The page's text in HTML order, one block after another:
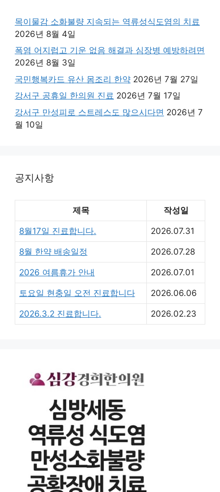
목이물감 소화불량 지속되는 역류성식도염의 치료
2026년 8월 4일
폭염 어지럽고 기운 없음 해결과 심장병 예방하려면
2026년 8월 3일
국민행복카드 유산 몸조리 한약 2026년 7월 27일
강서구 공휴일 한의원 진료 2026년 7월 17일
강서구 만성피로 스트레스도 많으시다면 2026년 7
월 10일
공지사항
제목 작성일
8월17일 진료합니다. 2026.07.31
8월 한약 배송일정 2026.07.28
2026 여름휴가 안내 2026.07.01
토요일 현충일 오전 진료합니다 2026.06.06
2026.3.2 진료합니다. 2026.02.23